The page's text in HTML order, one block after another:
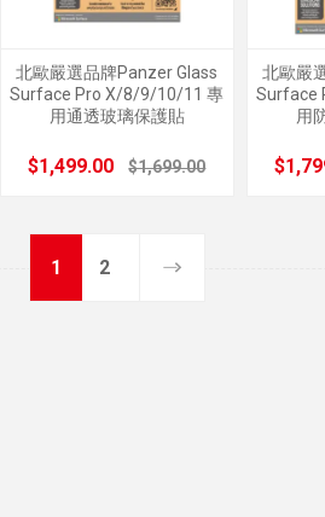
北歐嚴選品牌Panzer Glass
Surface Pro X/8/9/10/11 專
用通透玻璃保護貼
$1,499.00 $1,699.00
北歐嚴
Surface
用
1 2